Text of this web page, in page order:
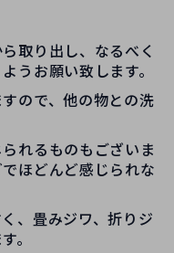
取り出し、なるべく
うお願い致します。
ので、他の物との洗
れるものもございま
ほどんど感じられな
、畳みジワ、折りジ
。